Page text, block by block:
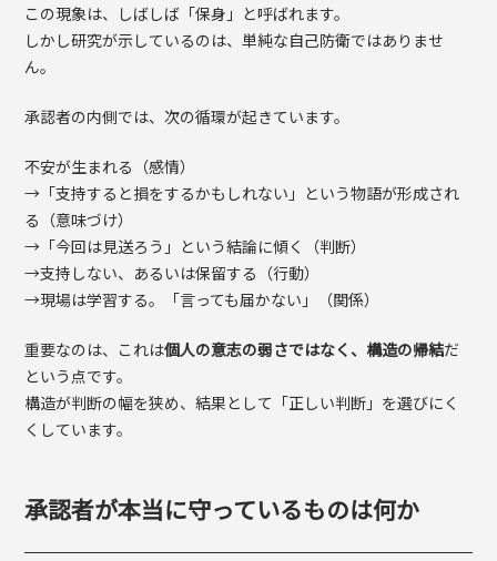
この現象は、しばしば「保身」と呼ばれます。
しかし研究が示しているのは、単純な自己防衛ではありませ
ん。
承認者の内側では、次の循環が起きています。
不安が生まれる（感情）
→「支持すると損をするかもしれない」という物語が形成され
る（意味づけ）
→「今回は見送ろう」という結論に傾く（判断）
→支持しない、あるいは保留する（行動）
→現場は学習する。「言っても届かない」（関係）
重要なのは、これは個人の意志の弱さではなく、構造の帰結だ
という点です。
構造が判断の幅を狭め、結果として「正しい判断」を選びにく
くしています。
承認者が本当に守っているものは何か